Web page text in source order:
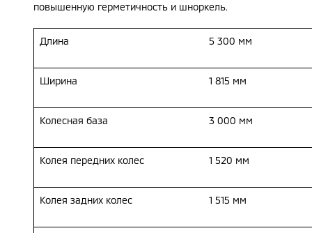
повышенную герметичность и шноркель.
Длина 5 300 мм
Ширина 1 815 мм
Колесная база 3 000 мм
Колея передних колес 1 520 мм
Колея задних колес 1 515 мм